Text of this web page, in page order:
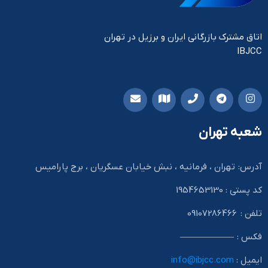
اتاق مشترک بازرگانی ایران و برزیل در تهران
IBJCC
شعبه تهران
آدرس: تهران ، فرمانیه ، نبش خیابان عسگریان ، برج پارامیس
کد پستی : 1954653130
تلفن : 09107286466
فکس : ——————
ایمیل : info@ibjcc.com